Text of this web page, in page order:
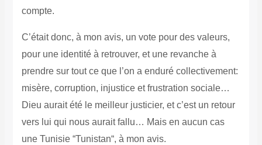
compte.
C’était donc, à mon avis, un vote pour des valeurs,
pour une identité à retrouver, et une revanche à
prendre sur tout ce que l’on a enduré collectivement:
misère, corruption, injustice et frustration sociale…
Dieu aurait été le meilleur justicier, et c’est un retour
vers lui qui nous aurait fallu… Mais en aucun cas
une Tunisie “Tunistan“, à mon avis.